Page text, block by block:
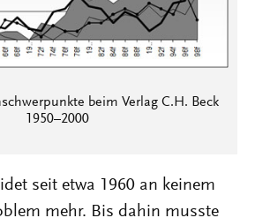
beim Verlag C.H. Beck
1950–2000
seit etwa 1960 an keinem
mehr. Bis dahin musste